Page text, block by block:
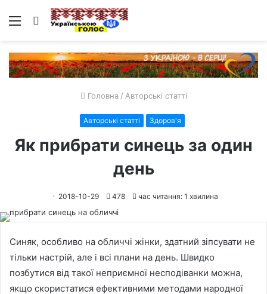
Меню Пошук
Головна / Авторські статті
Авторські статті Здоров'я
Як прибрати синець за один
день
2018-10-29 478 час читання: 1 хвилина
Синяк, особливо на обличчі жінки, здатний зіпсувати не
тільки настрій, але і всі плани на день. Швидко
позбутися від такої неприємної несподіванки можна,
якщо скористатися ефективними методами народної